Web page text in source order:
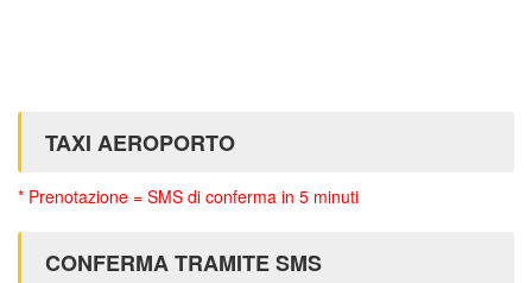
TAXI AEROPORTO
* Prenotazione = SMS di conferma in 5 minuti
CONFERMA TRAMITE SMS